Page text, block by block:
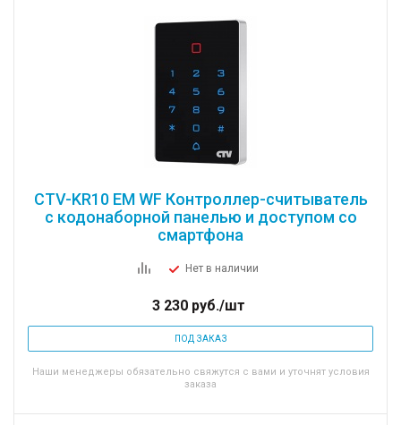
CTV-KR10 EM WF Контроллер-считыватель
с кодонаборной панелью и доступом со
смартфона
Нет в наличии
3 230 руб./шт
ПОД ЗАКАЗ
Наши менеджеры обязательно свяжутся с вами и уточнят условия
заказа